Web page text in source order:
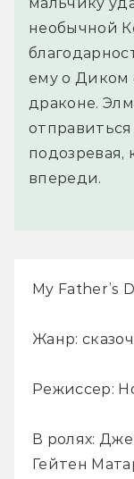
необычной
ему о Диком
драконе.
подозревая,
впереди.
My Father’s
Жанр:
Режиссер:
В ролях:
Гейтен